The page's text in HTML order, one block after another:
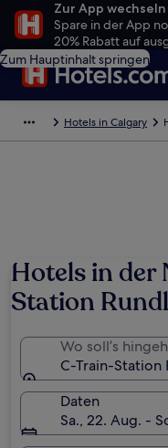
Zur App wechseln
Spare in der App
20% Rabatt auf
Zum Hauptinhalt springen
Hotels in Calgary
Hotels in der
Station
Wo soll’s
C-Train-Station
Daten
Sa., 22. Aug. -